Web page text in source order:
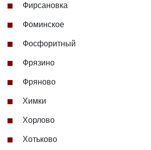
Фирсановка
Фоминское
Фосфоритный
Фрязино
Фряново
Химки
Хорлово
Хотьково